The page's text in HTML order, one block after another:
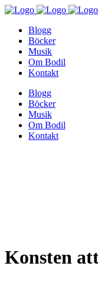
Blogg
Böcker
Musik
Om Bodil
Kontakt
Blogg
Böcker
Musik
Om Bodil
Kontakt
Konsten